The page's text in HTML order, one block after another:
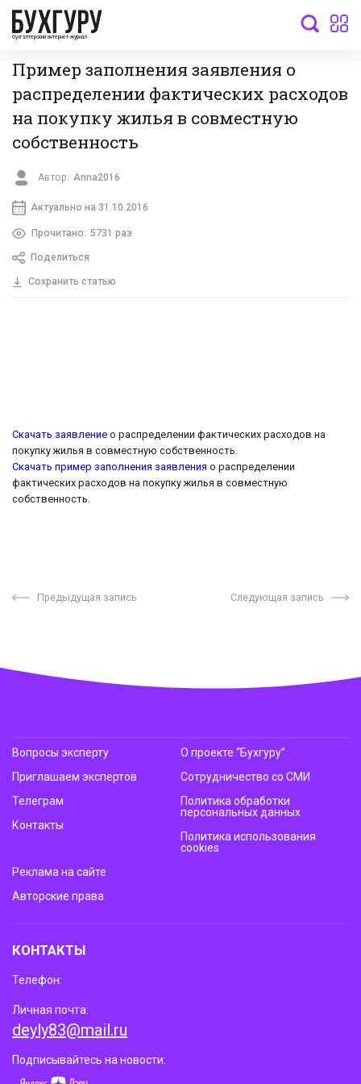
бухгалтерский интернет-журнал
Пример заполнения заявления о
распределении фактических расходов
на покупку жилья в совместную
собственность
Автор: Anna2016
Актуально на 31.10.2016
Прочитано: 5731 раз
Поделиться
Сохранить статью
Скачать заявление о распределении фактических расходов на
покупку жилья в совместную собственность.
Скачать пример заполнения заявления о распределении
фактических расходов на покупку жилья в совместную
собственность.
Предыдущая запись Следующая запись
Вопросы эксперту
Приглашаем экспертов
Телеграм
Контакты
О проекте “Бухгуру”
Сотрудничество со СМИ
Политика обработки
персональных данных
Политика использования
cookies
Реклама на сайте
Авторские права
КОНТАКТЫ
Телефон:
Личная почта:
deyly83@mail.ru
Подписывайтесь на новости: